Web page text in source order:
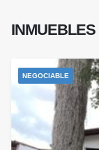
INMUEBLES
NEGOCIABLE